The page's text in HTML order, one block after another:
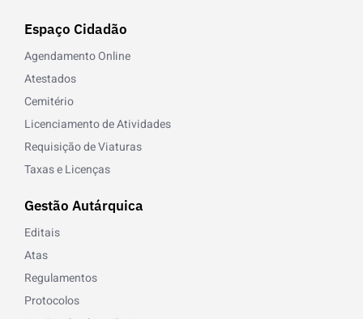
Espaço Cidadão
Agendamento Online
Atestados
Cemitério
Licenciamento de Atividades
Requisição de Viaturas
Taxas e Licenças
Gestão Autárquica
Editais
Atas
Regulamentos
Protocolos